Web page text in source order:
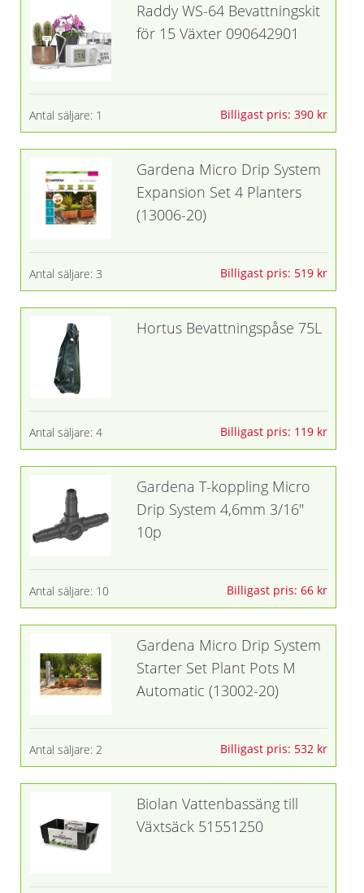
Raddy WS-64 Bevattningskit
för 15 Växter 090642901
Antal säljare: 1 Billigast pris: 390 kr
Gardena Micro Drip System
Expansion Set 4 Planters
(13006-20)
Antal säljare: 3 Billigast pris: 519 kr
Hortus Bevattningspåse 75L
Antal säljare: 4 Billigast pris: 119 kr
Gardena T-koppling Micro
Drip System 4,6mm 3/16"
10p
Antal säljare: 10 Billigast pris: 66 kr
Gardena Micro Drip System
Starter Set Plant Pots M
Automatic (13002-20)
Antal säljare: 2 Billigast pris: 532 kr
Biolan Vattenbassäng till
Växtsäck 51551250